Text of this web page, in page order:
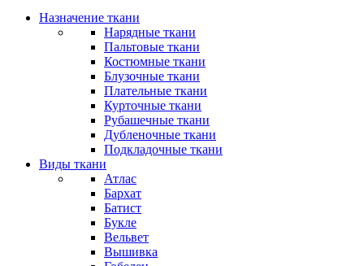
Назначение ткани
Нарядные ткани
Пальтовые ткани
Костюмные ткани
Блузочные ткани
Плательные ткани
Курточные ткани
Рубашечные ткани
Дубленочные ткани
Подкладочные ткани
Виды ткани
Атлас
Бархат
Батист
Букле
Вельвет
Вышивка